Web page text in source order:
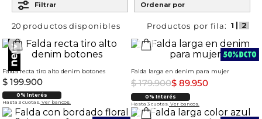
Filtrar Ordenar por
20 productos
Falda recta tiro alto denim botones
$ 199.900
0% Interés
Hasta 3 cuotas. Ver bancos.
Falda larga en denim para mujer
$ 179.900$ 89.950
0% Interés
Hasta 3 cuotas. Ver bancos.